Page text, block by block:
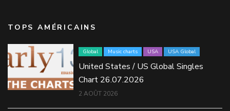
TOPS AMÉRICAINS
Global Music charts USA USA Global
United States / US Global Singles
Chart 26.07.2026
2 AOÛT 2026